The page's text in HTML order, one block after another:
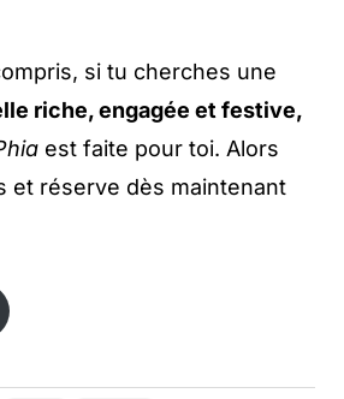
si tu cherches une
riche, engagée et festive,
est faite pour toi. Alors
et réserve dès maintenant